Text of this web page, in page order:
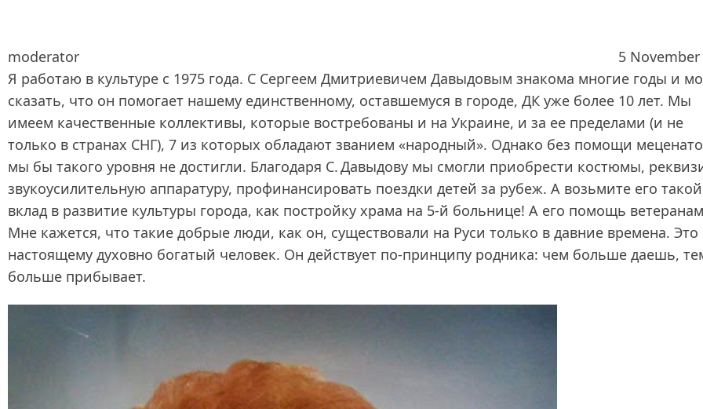
moderator
5 November
Я работаю в культуре с 1975 года. С Сергеем Дмитриевичем Давыдовым знакома многие годы и
сказать, что он помогает нашему единственному, оставшемуся в городе, ДК уже более 10 лет. Мы
имеем качественные коллективы, которые востребованы и на Украине, и за ее пределами (и не
только в странах СНГ), 7 из которых обладают званием «народный». Однако без помощи
мы бы такого уровня не достигли. Благодаря С. Давыдову мы смогли приобрести костюмы,
звукоусилительную аппаратуру, профинансировать поездки детей за рубеж. А возьмите его такой
вклад в развитие культуры города, как постройку храма на 5‑й больнице! А его помощь
Мне кажется, что такие добрые люди, как он, существовали на Руси только в давние времена. Это
настоящему духовно богатый человек. Он действует по-принципу родника: чем больше даешь,
больше прибывает.